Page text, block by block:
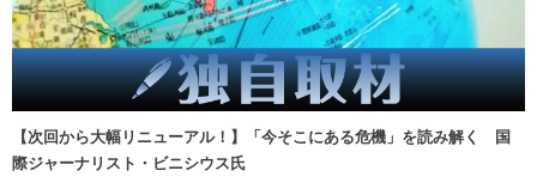
【次回から大幅リニューアル！】「今そこにある危機」を読み解く 国
際ジャーナリスト・ビニシウス氏